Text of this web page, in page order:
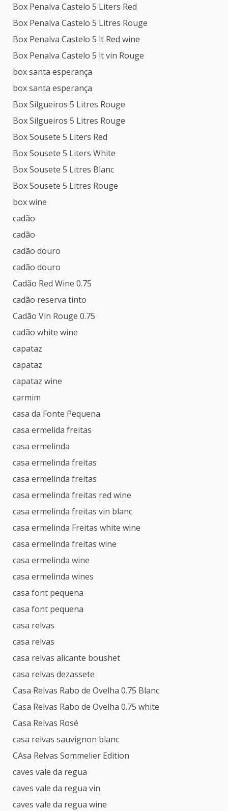
Box Penalva Castelo 5 Liters Red
Box Penalva Castelo 5 Litres Rouge
Box Penalva Castelo 5 lt Red wine
Box Penalva Castelo 5 lt vin Rouge
box santa esperança
box santa esperança
Box Silgueiros 5 Litres Rouge
Box Silgueiros 5 Litres Rouge
Box Sousete 5 Liters Red
Box Sousete 5 Liters White
Box Sousete 5 Litres Blanc
Box Sousete 5 Litres Rouge
box wine
cadão
cadão
cadão douro
cadão douro
Cadão Red Wine 0.75
cadão reserva tinto
Cadão Vin Rouge 0.75
cadão white wine
capataz
capataz
capataz wine
carmim
casa da Fonte Pequena
casa ermelida freitas
casa ermelinda
casa ermelinda freitas
casa ermelinda freitas
casa ermelinda freitas red wine
casa ermelinda freitas vin blanc
casa ermelinda Freitas white wine
casa ermelinda freitas wine
casa ermelinda wine
casa ermelinda wines
casa font pequena
casa font pequena
casa relvas
casa relvas
casa relvas alicante boushet
casa relvas dezassete
Casa Relvas Rabo de Ovelha 0.75 Blanc
Casa Relvas Rabo de Ovelha 0.75 white
Casa Relvas Rosé
casa relvas sauvignon blanc
CAsa Relvas Sommelier Edition
caves vale da regua
caves vale da regua vin
caves vale da regua wine